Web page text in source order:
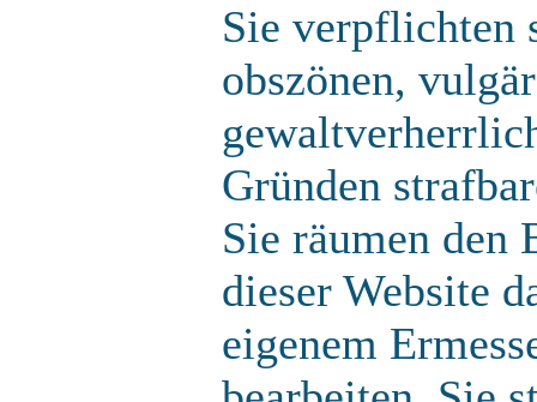
Sie verpflichten
obszönen,
Gründen
Sie räumen den
dieser Website
eigenem